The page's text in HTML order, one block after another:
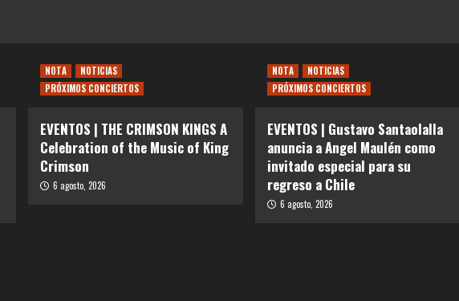
NOTA
NOTICIAS
PRÓXIMOS CONCIERTOS
EVENTOS | THE CRIMSON KINGS A
Celebration of the Music of King
Crimson
6 agosto, 2026
NOTA
NOTICIAS
PRÓXIMOS CONCIERTOS
EVENTOS | Gustavo Santaolalla
anuncia a Angel Maulén como
invitado especial para su
regreso a Chile
6 agosto, 2026